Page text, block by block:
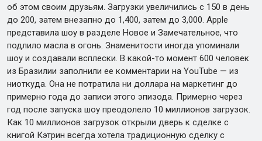
об этом своим друзьям. Загрузки увеличились с 150 в день
до 200, затем внезапно до 1,400, затем до 3,000. Apple
представила шоу в разделе Новое и Замечательное, что
подлило масла в огонь. Знаменитости иногда упоминали
шоу и создавали всплески. В какой-то момент 600 человек
из Бразилии заполнили ее комментарии на YouTube — из
ниоткуда. Она не потратила ни доллара на маркетинг до
примерно года до записи этого эпизода. Примерно через
год после запуска шоу преодолело 10 миллионов загрузок.
Как 10 миллионов загрузок открыли дверь к сделке с
книгой Кэтрин всегда хотела традиционную сделку с